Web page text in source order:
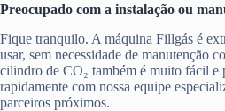
Preocupado com a instalação ou
Fique tranquilo. A máquina Fillgás é
usar, sem necessidade de manutenção
cilindro de CO₂ também é muito fácil e
rapidamente com nossa equipe
parceiros próximos.